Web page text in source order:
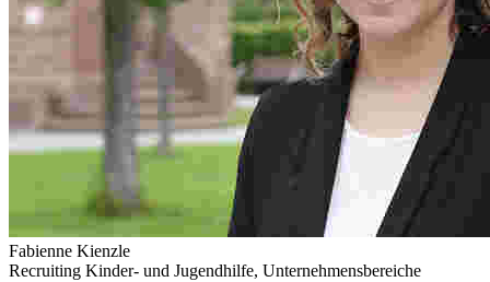
Fabienne Kienzle
Recruiting Kinder- und Jugendhilfe, Unternehmensbereiche